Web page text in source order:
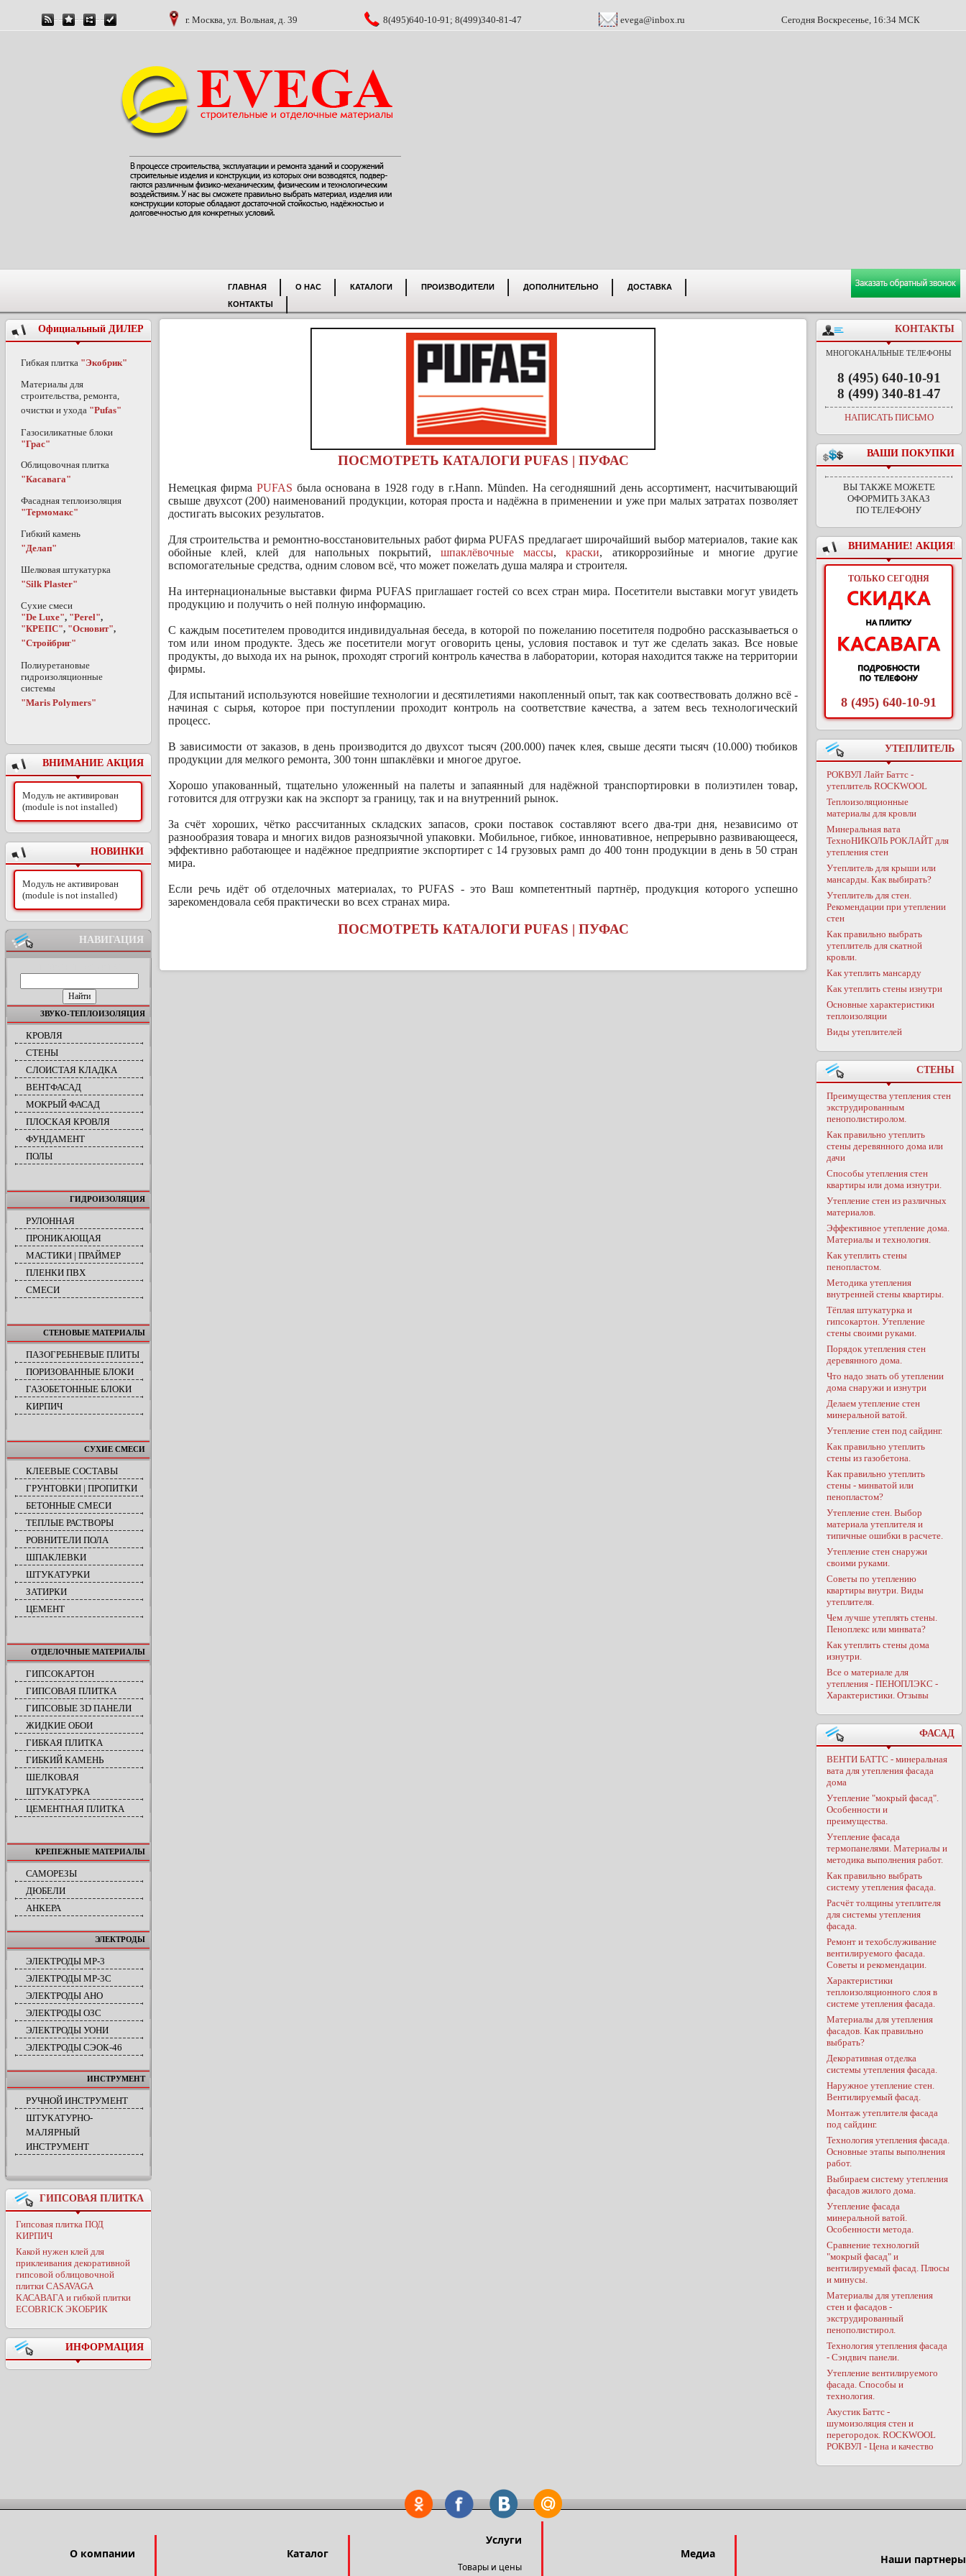
г. Москва, ул. Вольная, д. 39 8(495)640-10-91; 8(499)340-81-47 evega@inbox.ru Сегодня Воскресенье, 16:34 МСК
ГЛАВНАЯ О НАС КАТАЛОГИ ПРОИЗВОДИТЕЛИ ДОПОЛНИТЕЛЬНО
ДОСТАВКА
КОНТАКТЫ
Официальный ДИЛЕР
Гибкая плитка "Экобрик"
Материалы для
строительства, ремонта,
очистки и ухода "Pufas"
Газосиликатные блоки
"Грас"
Облицовочная плитка
"Касавага"
Фасадная теплоизоляция
"Термомакс"
Гибкий камень
"Делап"
Шелковая штукатурка
"Silk Plaster"
Сухие смеси
"De Luxe", "Perel",
"КРЕПС", "Основит",
"Стройбриг"
Полиуретановые
гидроизоляционные
системы
"Maris Polymers"
ВНИМАНИЕ АКЦИЯ
Модуль не активирован
(module is not installed)
НОВИНКИ
Модуль не активирован
(module is not installed)
НАВИГАЦИЯ
ЗВУКО-ТЕПЛОИЗОЛЯЦИЯ
КРОВЛЯ
СТЕНЫ
СЛОИСТАЯ КЛАДКА
ВЕНТФАСАД
МОКРЫЙ ФАСАД
ПЛОСКАЯ КРОВЛЯ
ФУНДАМЕНТ
ПОЛЫ
ГИДРОИЗОЛЯЦИЯ
РУЛОННАЯ
ПРОНИКАЮЩАЯ
МАСТИКИ | ПРАЙМЕР
ПЛЕНКИ ПВХ
СМЕСИ
СТЕНОВЫЕ МАТЕРИАЛЫ
ПАЗОГРЕБНЕВЫЕ ПЛИТЫ
ПОРИЗОВАННЫЕ БЛОКИ
ГАЗОБЕТОННЫЕ БЛОКИ
КИРПИЧ
СУХИЕ СМЕСИ
КЛЕЕВЫЕ СОСТАВЫ
ГРУНТОВКИ | ПРОПИТКИ
БЕТОННЫЕ СМЕСИ
ТЕПЛЫЕ РАСТВОРЫ
РОВНИТЕЛИ ПОЛА
ШПАКЛЕВКИ
ШТУКАТУРКИ
ЗАТИРКИ
ЦЕМЕНТ
ОТДЕЛОЧНЫЕ МАТЕРИАЛЫ
ГИПСОКАРТОН
ГИПСОВАЯ ПЛИТКА
ГИПСОВЫЕ 3D ПАНЕЛИ
ЖИДКИЕ ОБОИ
ГИБКАЯ ПЛИТКА
ГИБКИЙ КАМЕНЬ
ШЕЛКОВАЯ
ШТУКАТУРКА
ЦЕМЕНТНАЯ ПЛИТКА
КРЕПЕЖНЫЕ МАТЕРИАЛЫ
САМОРЕЗЫ
ДЮБЕЛИ
АНКЕРА
ЭЛЕКТРОДЫ
ЭЛЕКТРОДЫ МР-3
ЭЛЕКТРОДЫ МР-3С
ЭЛЕКТРОДЫ АНО
ЭЛЕКТРОДЫ ОЗС
ЭЛЕКТРОДЫ УОНИ
ЭЛЕКТРОДЫ СЭОК-46
ИНСТРУМЕНТ
РУЧНОЙ ИНСТРУМЕНТ
ШТУКАТУРНО-
МАЛЯРНЫЙ
ИНСТРУМЕНТ
ГИПСОВАЯ ПЛИТКА
Гипсовая плитка ПОД
КИРПИЧ
Какой нужен клей для
приклеивания декоративной
гипсовой облицовочной
плитки CASAVAGA
КАСАВАГА и гибкой плитки
ECOBRICK ЭКОБРИК
ИНФОРМАЦИЯ
ПОСМОТРЕТЬ КАТАЛОГИ PUFAS | ПУФАС
Немецкая фирма PUFAS была основана в 1928 году в г.Hann. Münden. На сегодняшний день ассортимент, насчитывающий
свыше двухсот (200) наименований продукции, которая проста и надёжна в применении и уже при малых затратах позволяет
достигать высоких результатов.
Для строительства и ремонтно-восстановительных работ фирма PUFAS предлагает широчайший выбор материалов, такие как
обойные клей, клей для напольных покрытий, шпаклёвочные массы,краски, атикоррозийные и многие другие
вспомогательные средства, одним словом всё, что может пожелать душа маляра и строителя.
На интернациональные выставки фирма PUFAS приглашает гостей со всех стран мира. Посетители выставки могут увидеть
продукцию и получить о ней полную информацию.
С каждым посетителем проводится индивидуальная беседа, в которой по пожеланию посетителя подробно рассказываеться о
том или ином продукте. Здесь же посетители могут оговорить цены, условия поставок и тут же сделать заказ. Все новые
продукты, до выхода их на рынок, проходят строгий контроль качества в лаборатории, которая находится также на территории
фирмы.
Для испытаний используются новейшие технологии и десятилетиями накопленный опыт, так как соотвествовать должно всё -
начиная с сырья, которое при поступлении проходит контроль на соответствие качества, а затем весь технологический
процесс.
В зависимости от заказов, в день производится до двухсот тысяч (200.000) пачек клея, свыше десяти тысяч (10.000) тюбиков
продукции для мелкого ремонта, 300 тонн шпаклёвки и многое другое.
Хорошо упакованный, тщательно уложенный на палеты и запаянный для надёжной транспортировки в полиэтилен товар,
готовится для отгрузки как на экспорт за границу, так и на внутренний рынок.
За счёт хороших, чётко рассчитанных складских запасов, сроки поставок составляют всего два-три дня, независимо от
разнообразия товара и многих видов разноязычной упаковки. Мобильное, гибкое, инновативное, непрерывно развивающееся,
эффективно работающее и надёжное предприятие экспортирет с 14 грузовых рамп до 400 тонн продукции в день в 50 стран
мира.
Если речь идёт об отделочных материалах, то PUFAS - это Ваш компетентный партнёр, продукция которого успешно
зарекомендовала себя практически во всех странах мира.
ПОСМОТРЕТЬ КАТАЛОГИ PUFAS | ПУФАС
КОНТАКТЫ
МНОГОКАНАЛЬНЫЕ ТЕЛЕФОНЫ
8 (495) 640-10-91
8 (499) 340-81-47
НАПИСАТЬ ПИСЬМО
ВАШИ ПОКУПКИ
ВЫ ТАКЖЕ МОЖЕТЕ
ОФОРМИТЬ ЗАКАЗ
ПО ТЕЛЕФОНУ
ВНИМАНИЕ! АКЦИЯ!
ТОЛЬКО СЕГОДНЯ
8 (495) 640-10-91
УТЕПЛИТЕЛЬ
РОКВУЛ Лайт Баттс -
утеплитель ROCKWOOL
Теплоизоляционные
материалы для кровли
Минеральная вата
ТехноНИКОЛЬ РОКЛАЙТ для
утепления стен
Утеплитель для крыши или
мансарды. Как выбирать?
Утеплитель для стен.
Рекомендации при утеплении
стен
Как правильно выбрать
утеплитель для скатной
кровли.
Как утеплить мансарду
Как утеплить стены изнутри
Основные характеристики
теплоизоляции
Виды утеплителей
СТЕНЫ
Преимущества утепления стен
экструдированным
пенополистиролом.
Как правильно утеплить
стены деревянного дома или
дачи
Способы утепления стен
квартиры или дома изнутри.
Утепление стен из различных
материалов.
Эффективное утепление дома.
Материалы и технология.
Как утеплить стены
пенопластом.
Методика утепления
внутренней стены квартиры.
Тёплая штукатурка и
гипсокартон. Утепление
стены своими руками.
Порядок утепления стен
деревянного дома.
Что надо знать об утеплении
дома снаружи и изнутри
Делаем утепление стен
минеральной ватой.
Утепление стен под сайдинг.
Как правильно утеплить
стены из газобетона.
Как правильно утеплить
стены - минватой или
пенопластом?
Утепление стен. Выбор
материала утеплителя и
типичные ошибки в расчете.
Утепление стен снаружи
своими руками.
Советы по утеплению
квартиры внутри. Виды
утеплителя.
Чем лучше утеплять стены.
Пеноплекс или минвата?
Как утеплить стены дома
изнутри.
Все о материале для
утепления - ПЕНОПЛЭКС -
Характеристики. Отзывы
ФАСАД
ВЕНТИ БАТТС - минеральная
вата для утепления фасада
дома
Утепление "мокрый фасад".
Особенности и
преимущества.
Утепление фасада
термопанелями. Материалы и
методика выполнения работ.
Как правильно выбрать
систему утепления фасада.
Расчёт толщины утеплителя
для системы утепления
фасада.
Ремонт и техобслуживание
вентилируемого фасада.
Советы и рекомендации.
Характеристики
теплоизоляционного слоя в
системе утепления фасада.
Материалы для утепления
фасадов. Как правильно
выбрать?
Декоративная отделка
системы утепления фасада.
Наружное утепление стен.
Вентилируемый фасад.
Монтаж утеплителя фасада
под сайдинг.
Технология утепления фасада.
Основные этапы выполнения
работ.
Выбираем систему утепления
фасадов жилого дома.
Утепление фасада
минеральной ватой.
Особенности метода.
Сравнение технологий
"мокрый фасад" и
вентилируемый фасад. Плюсы
и минусы.
Материалы для утепления
стен и фасадов -
экструдированный
пенополистирол.
Технология утепления фасада
- Сэндвич панели.
Утепление вентилируемого
фасада. Способы и
технология.
Акустик Баттс -
шумоизоляция стен и
перегородок. ROCKWOOL
РОКВУЛ - Цена и качество
О компании Каталог
Услуги
Товары и цены
Медиа Наши партнеры